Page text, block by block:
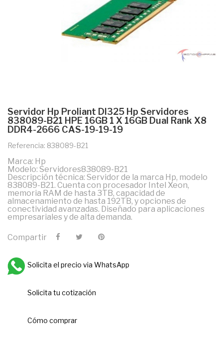
Servidor Hp Proliant Dl325 Hp Servidores
838089-B21 HPE 16GB 1 X 16GB Dual Rank X8
DDR4-2666 CAS-19-19-19
Referencia: 838089-B21
Marca: Hp
Modelo: Servidores838089-B21
Descripción técnica: Servidor de la marca Hp, modelo
838089-B21. Cuenta con procesador Intel Xeon,
memoria RAM de hasta 3TB, capacidad de
almacenamiento de hasta 192TB, y opciones de
conectividad avanzadas. Diseñado para aplicaciones
empresariales y de alta demanda.
Compartir
Solicita el precio via WhatsApp
Solicita tu cotización
Cómo comprar